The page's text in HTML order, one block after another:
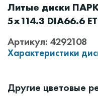
Литые диски
5x114.3 DIA66.6
Артикул: 4292108
Характеристики
Другие цветовые